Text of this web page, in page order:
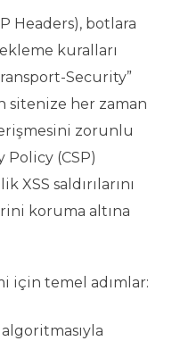
Headers), botlara
kuralları
Security”
sitenize her zaman
zorunlu
Policy (CSP)
XSS saldırılarını
koruma altına
için temel adımlar:
algoritmasıyla